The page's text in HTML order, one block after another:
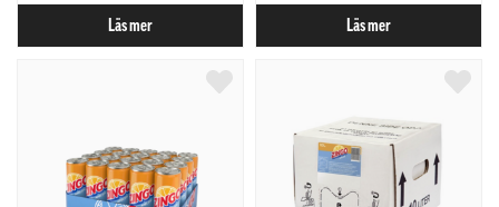
Läs mer Läs mer